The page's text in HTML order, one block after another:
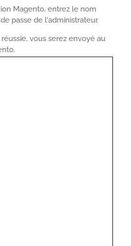
Magento, entrez le nom
passe de l'administrateur.
vous serez envoyé au